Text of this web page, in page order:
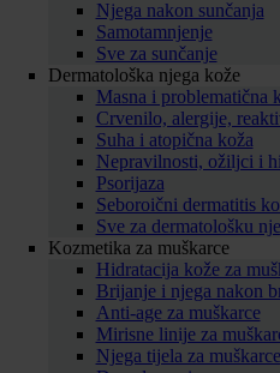
Njega nakon sunčanja
Samotamnjenje
Sve za sunčanje
Dermatološka njega kože
Masna i problematična
Crvenilo, alergije,
Suha i atopična koža
Nepravilnosti, ožiljci i
Psorijaza
Seboroični dermatitis
Sve za dermatološku
Kozmetika za muškarce
Hidratacija kože za
Brijanje i njega nakon
Anti-age za muškarce
Mirisne linije za
Njega tijela za muškarce